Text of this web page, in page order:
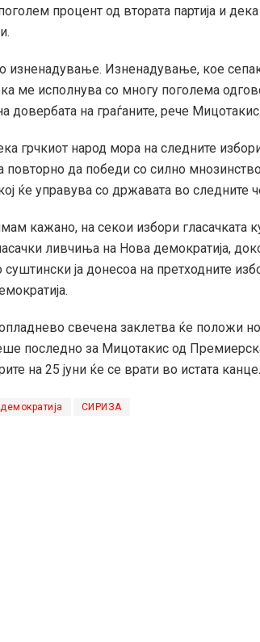
процент од втората партија и
изненадување. Изненадување, кое
ме исполнува со многу поголема
довербата на граѓаните, рече Мицотакис.
грчкиот народ мора на следните
повторно да победи со силно
ќе управува со државата во следните
кажано, на секои избори гласачката
ливчиња на Нова демократија,
ја донесоа на претходните
свечена заклетва ќе положи
последно за Мицотакис од
на 25 јуни ќе се врати во истата
СИРИЗА